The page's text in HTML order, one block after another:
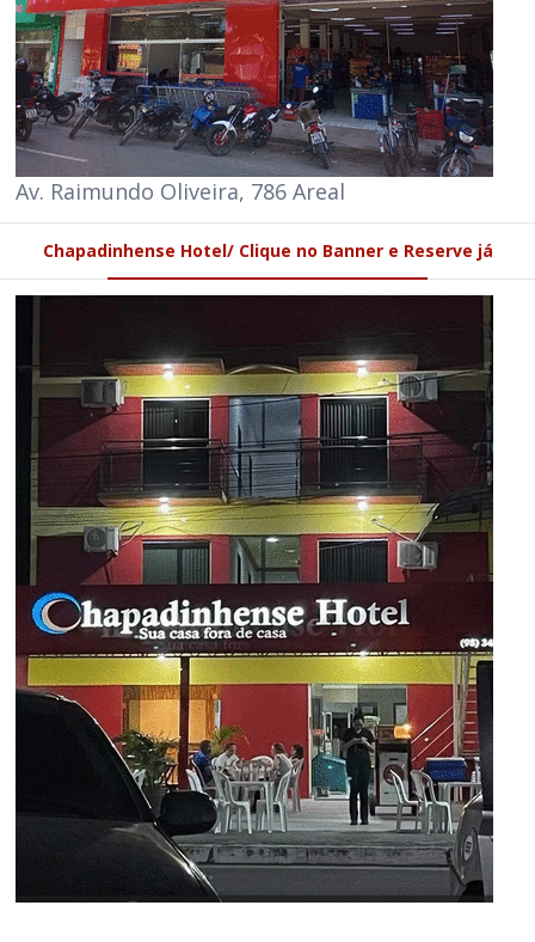
Av. Raimundo Oliveira, 786 Areal
Chapadinhense Hotel/ Clique no Banner e Reserve já